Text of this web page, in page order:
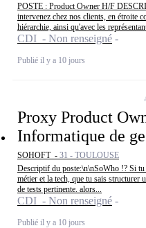
POSTE : Product Owner H/F
intervenez chez nos clients, en étroite
hiérarchie, ainsi qu'avec les
CDI - Non renseigné
Publié il y a 10 jours
Proxy Product
Informatique de
SOHOFT - 31 - TOULOUSE
Descriptif du poste:\n\nSoWho !? Si
métier et la tech, que tu sais structurer
de tests pertinente. alors...
CDI - Non renseigné
Publié il y a 10 jours